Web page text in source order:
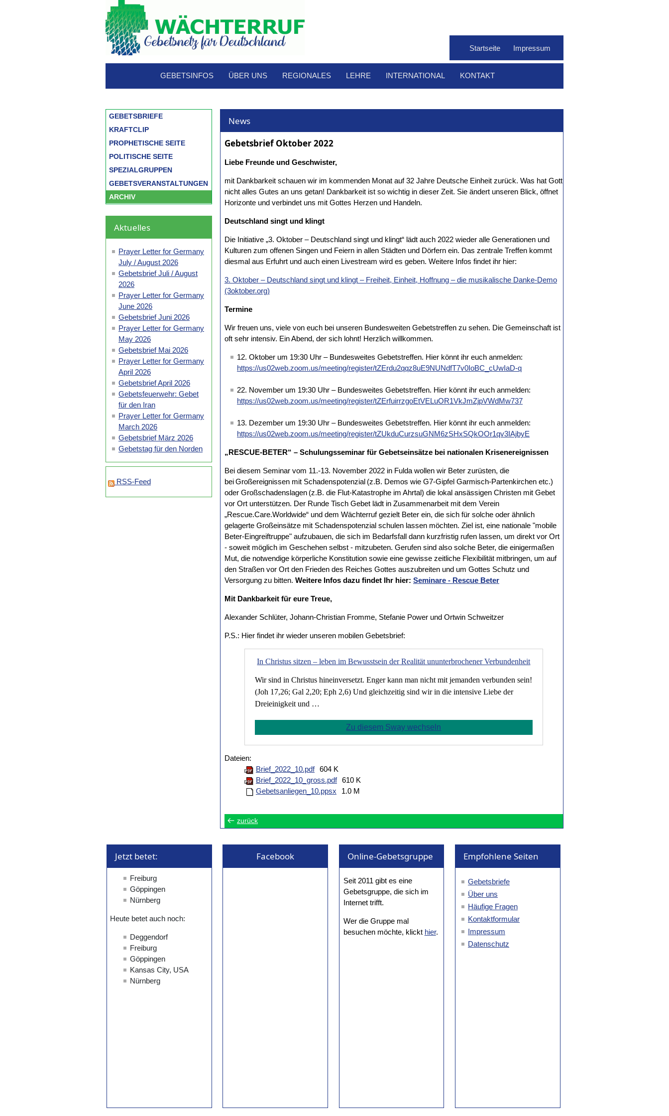
Startseite Impressum
GEBETSINFOS ÜBER UNS REGIONALES LEHRE INTERNATIONAL KONTAKT
GEBETSBRIEFE
KRAFTCLIP
PROPHETISCHE SEITE
POLITISCHE SEITE
SPEZIALGRUPPEN
GEBETSVERANSTALTUNGEN
ARCHIV
Aktuelles
Prayer Letter for Germany
July / August 2026
Gebetsbrief Juli / August
2026
Prayer Letter for Germany
June 2026
Gebetsbrief Juni 2026
Prayer Letter for Germany
May 2026
Gebetsbrief Mai 2026
Prayer Letter for Germany
April 2026
Gebetsbrief April 2026
Gebetsfeuerwehr: Gebet
für den Iran
Prayer Letter for Germany
March 2026
Gebetsbrief März 2026
Gebetstag für den Norden
RSS-Feed
News
Gebetsbrief Oktober 2022
Liebe Freunde und Geschwister,
mit Dankbarkeit schauen wir im kommenden Monat auf 32 Jahre Deutsche Einheit zurück. Was hat Gott
nicht alles Gutes an uns getan! Dankbarkeit ist so wichtig in dieser Zeit. Sie ändert unseren Blick, öffnet
Horizonte und verbindet uns mit Gottes Herzen und Handeln.
Deutschland singt und klingt
Die Initiative „3. Oktober – Deutschland singt und klingt“ lädt auch 2022 wieder alle Generationen und
Kulturen zum offenen Singen und Feiern in allen Städten und Dörfern ein. Das zentrale Treffen kommt
diesmal aus Erfuhrt und auch einen Livestream wird es geben. Weitere Infos findet ihr hier:
3. Oktober – Deutschland singt und klingt – Freiheit, Einheit, Hoffnung – die musikalische Danke-Demo
(3oktober.org)
Termine
Wir freuen uns, viele von euch bei unseren Bundesweiten Gebetstreffen zu sehen. Die Gemeinschaft ist
oft sehr intensiv. Ein Abend, der sich lohnt! Herzlich willkommen.
12. Oktober um 19:30 Uhr – Bundesweites Gebetstreffen. Hier könnt ihr euch anmelden:
https://us02web.zoom.us/meeting/register/tZErdu2qqz8uE9NUNdfT7v0IoBC_cUwIaD-q
22. November um 19:30 Uhr – Bundesweites Gebetstreffen. Hier könnt ihr euch anmelden:
https://us02web.zoom.us/meeting/register/tZErfuirrzgoEtVELuOR1VkJmZjpVWdMw737
13. Dezember um 19:30 Uhr – Bundesweites Gebetstreffen. Hier könnt ihr euch anmelden:
https://us02web.zoom.us/meeting/register/tZUkduCurzsuGNM6zSHxSQkOOr1qv3IAjbyE
„RESCUE-BETER“ – Schulungsseminar für Gebetseinsätze bei nationalen Krisenereignissen
Bei diesem Seminar vom 11.-13. November 2022 in Fulda wollen wir Beter zurüsten, die
bei Großereignissen mit Schadenspotenzial (z.B. Demos wie G7-Gipfel Garmisch-Partenkirchen etc.)
oder Großschadenslagen (z.B. die Flut-Katastrophe im Ahrtal) die lokal ansässigen Christen mit Gebet
vor Ort unterstützen. Der Runde Tisch Gebet lädt in Zusammenarbeit mit dem Verein
„Rescue.Care.Worldwide“ und dem Wächterruf gezielt Beter ein, die sich für solche oder ähnlich
gelagerte Großeinsätze mit Schadenspotenzial schulen lassen möchten. Ziel ist, eine nationale "mobile
Beter-Eingreiftruppe" aufzubauen, die sich im Bedarfsfall dann kurzfristig rufen lassen, um direkt vor Ort
- soweit möglich im Geschehen selbst - mitzubeten. Gerufen sind also solche Beter, die einigermaßen
Mut, die notwendige körperliche Konstitution sowie eine gewisse zeitliche Flexibilität mitbringen, um auf
den Straßen vor Ort den Frieden des Reiches Gottes auszubreiten und um Gottes Schutz und
Versorgung zu bitten. Weitere Infos dazu findet Ihr hier: Seminare - Rescue Beter
Mit Dankbarkeit für eure Treue,
Alexander Schlüter, Johann-Christian Fromme, Stefanie Power und Ortwin Schweitzer
P.S.: Hier findet ihr wieder unseren mobilen Gebetsbrief:
In Christus sitzen – leben im Bewusstsein der Realität ununterbrochener Verbundenheit
Wir sind in Christus hineinversetzt. Enger kann man nicht mit jemanden verbunden sein!
(Joh 17,26; Gal 2,20; Eph 2,6) Und gleichzeitig sind wir in die intensive Liebe der
Dreieinigkeit und …
Zu diesem Sway wechseln
Dateien:
Brief_2022_10.pdf 604 K
Brief_2022_10_gross.pdf 610 K
Gebetsanliegen_10.ppsx
1.0 M
zurück
Jetzt betet: Facebook Online-Gebetsgruppe
Seit 2011 gibt es eine
Gebetsgruppe, die sich im
Internet trifft.
Wer die Gruppe mal
besuchen möchte, klickt hier.
Empfohlene Seiten
Gebetsbriefe
Über uns
Häufige Fragen
Kontaktformular
Impressum
Datenschutz